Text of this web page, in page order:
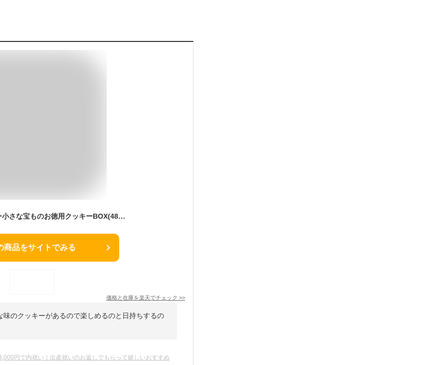
銀座コージーコーナー小さな宝ものお徳用クッキーBOX(48個入)焼き菓子 お菓子 お得 クッキー 個包装 大量 美味しい クッキー 詰め合わせ お買い得 ご自宅用 おやつ お試し プチギフト 配る 産休 退職 ご挨拶 結婚式 二次会 大人数 お菓子
商品をサイトでみる
価格と在庫を楽天でチェック >>
のクッキーがあるので楽しめるのと日持ちするの
円で内祝い｜出産祝いのお返しでもらって嬉しいおすすめ